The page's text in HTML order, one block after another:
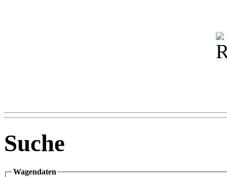
Suche
Wagendaten